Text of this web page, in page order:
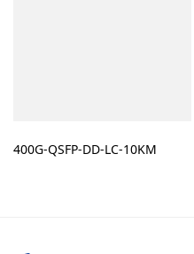
400G-QSFP-DD-LC-10KM